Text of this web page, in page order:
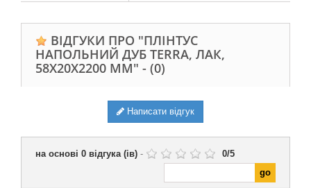
ВІДГУКИ ПРО "ПЛІНТУС
НАПОЛЬНИЙ ДУБ TERRA, ЛАК,
58Х20Х2200 ММ" - (0)
Написати відгук
на основі 0 відгука (ів) - 0/5